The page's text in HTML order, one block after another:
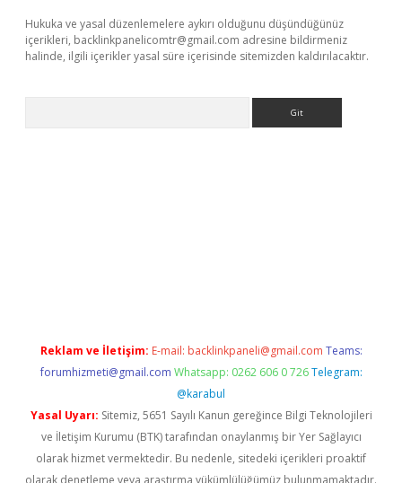
Hukuka ve yasal düzenlemelere aykırı olduğunu düşündüğünüz
içerikleri, backlinkpanelicomtr@gmail.com adresine bildirmeniz
halinde, ilgili içerikler yasal süre içerisinde sitemizden kaldırılacaktır.
Reklam ve İletişim: E-mail: backlinkpaneli@gmail.com Teams:
forumhizmeti@gmail.com Whatsapp: 0262 606 0 726 Telegram:
@karabul
Yasal Uyarı: Sitemiz, 5651 Sayılı Kanun gereğince Bilgi Teknolojileri
ve İletişim Kurumu (BTK) tarafından onaylanmış bir Yer Sağlayıcı
olarak hizmet vermektedir. Bu nedenle, sitedeki içerikleri proaktif
olarak denetleme veya araştırma yükümlülüğümüz bulunmamaktadır.